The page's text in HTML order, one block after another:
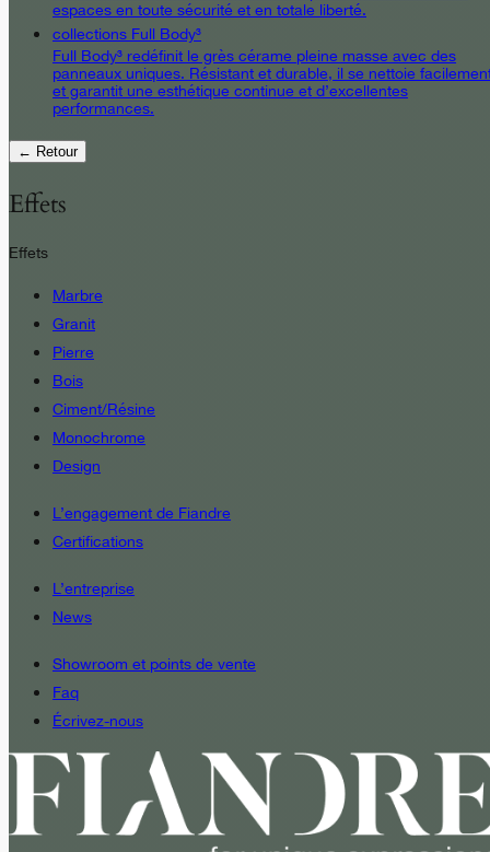
espaces en toute sécurité et en totale liberté.
collections Full Body³
Full Body³ redéfinit le grès cérame pleine masse avec des
panneaux uniques. Résistant et durable, il se nettoie
et garantit une esthétique continue et d’excellentes
performances.
← Retour
Effets
Effets
Marbre
Granit
Pierre
Bois
Ciment/Résine
Monochrome
Design
L’engagement de Fiandre
Certifications
L’entreprise
News
Showroom et points de vente
Faq
Écrivez-nous